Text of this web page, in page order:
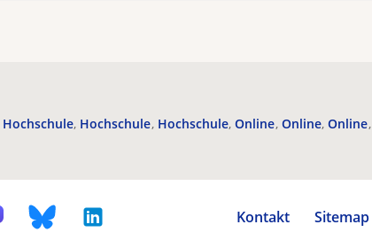
Hochschule Hochschule Hochschule Online Online Online
Kontakt Sitemap